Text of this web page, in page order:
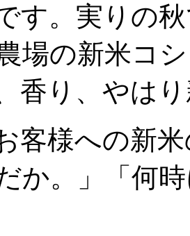
す。実りの
場の新米コ
香り、やは
客様への新
か。」「何